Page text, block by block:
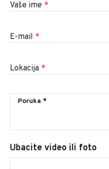
Vaše ime *
E-mail *
Lokacija *
Ubacite video ili foto